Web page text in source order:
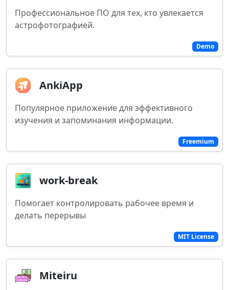
Demo
Профессиональное ПО для тех, кто увлекается
астрофотографией.
Freemium
AnkiApp
Популярное приложение для эффективного
изучения и запоминания информации.
MIT License
work-break
Помогает контролировать рабочее время и
делать перерывы
Miteiru